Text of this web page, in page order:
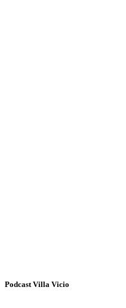
Podcast Villa Vicio